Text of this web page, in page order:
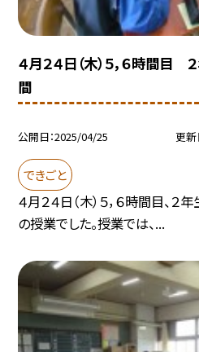
４月２４日（木）５，６時間
間
公開日 2025/04/25 更新
できごと
４月２４日（木）５，６時間目、
の授業でした。授業では、...